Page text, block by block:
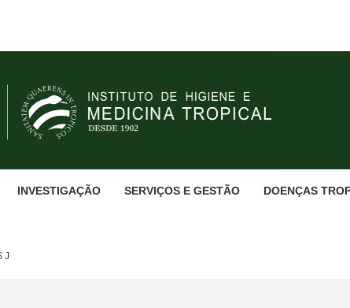
INVESTIGAÇÃO SERVIÇOS E GESTÃO DOENÇAS
J